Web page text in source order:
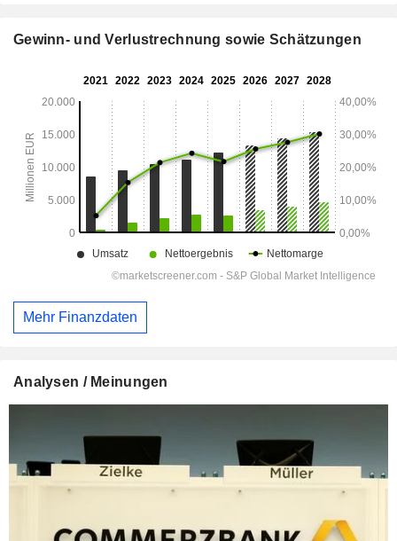
Gewinn- und Verlustrechnung sowie Schätzungen
Mehr Finanzdaten
Analysen / Meinungen